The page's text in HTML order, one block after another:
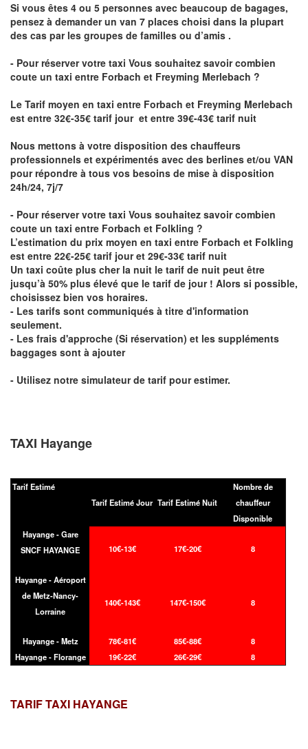
Si vous êtes 4 ou 5 personnes avec beaucoup de bagages,
pensez à demander un van 7 places choisi dans la plupart
des cas par les groupes de familles ou d’amis .
- Pour réserver votre taxi Vous souhaitez savoircombien
coute un taxi entre Forbach et Freyming Merlebach ?
Le Tarif moyen en taxi entre Forbach et Freyming Merlebach
est entre 32€-35€ tarif jour et entre 39€-43€ tarif nuit
Nous mettons à votre disposition des chauffeurs
professionnels et expérimentés avec des berlines et/ou VAN
pour répondre à tous vos besoins de mise à disposition
24h/24, 7j/7
- Pour réserver votre taxi Vous souhaitez savoircombien
coute un taxi entre Forbach et Folkling ?
L’estimation du prix moyen en taxi entre Forbach et Folkling
est entre 22€-25€ tarif jour et 29€-33€ tarif nuit
Un taxi coûte plus cher la nuit le tarif de nuit peut être
jusqu’à 50% plus élevé que le tarif de jour ! Alors si possible,
choisissez bien vos horaires.
- Les tarifs sont communiqués à titre d'information
seulement.
- Les frais d'approche (Si réservation) et les suppléments
baggages sont à ajouter
- Utilisez notre simulateur de tarif pour estimer.
TAXI Hayange
Tarif Estimé
Tarif Estimé Jour Tarif Estimé Nuit
Nombre de
chauffeur
Disponible
Hayange - Gare
SNCF HAYANGE
10€-13€ 17€-20€ 8
Hayange - Aéroport
de Metz-Nancy-
Lorraine
140€-143€ 147€-150€ 8
Hayange - Metz 78€-81€ 85€-88€
8
Hayange - Florange
19€-22€ 26€-29€ 8
TARIF TAXI HAYANGE